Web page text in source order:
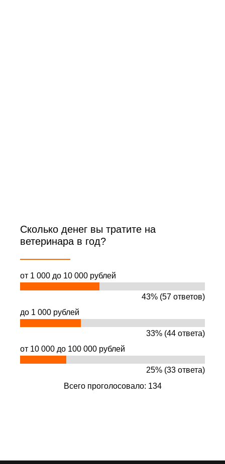
Сколько денег вы тратите на
ветеринара в год?
от 1 000 до 10 000 рублей
43% (57 ответов)
до 1 000 рублей
33% (44 ответа)
от 10 000 до 100 000 рублей
25% (33 ответа)
Всего проголосовало: 134